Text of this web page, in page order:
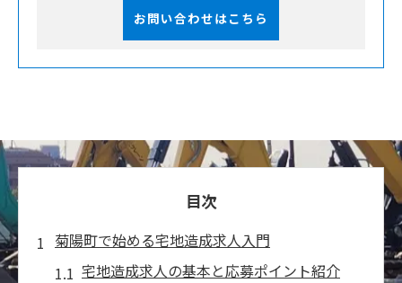
お問い合わせはこちら
目次
菊陽町で始める宅地造成求人入門
宅地造成求人の基本と応募ポイント紹介